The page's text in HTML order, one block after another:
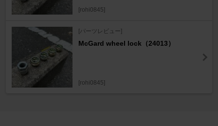
[rohi0845]
[パーツレビュー]
McGard wheel lock（24013）
[rohi0845]